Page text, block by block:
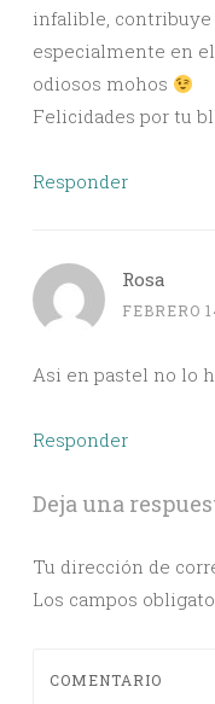
infalible, contribuye
especialmente en
odiosos mohos
Felicidades por tu
Responder
Rosa
FEBRERO
Asi en pastel no lo
Responder
Deja una
Tu dirección de
Los campos
COMENTARIO